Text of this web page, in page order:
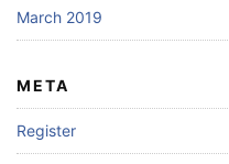
March 2019
META
Register